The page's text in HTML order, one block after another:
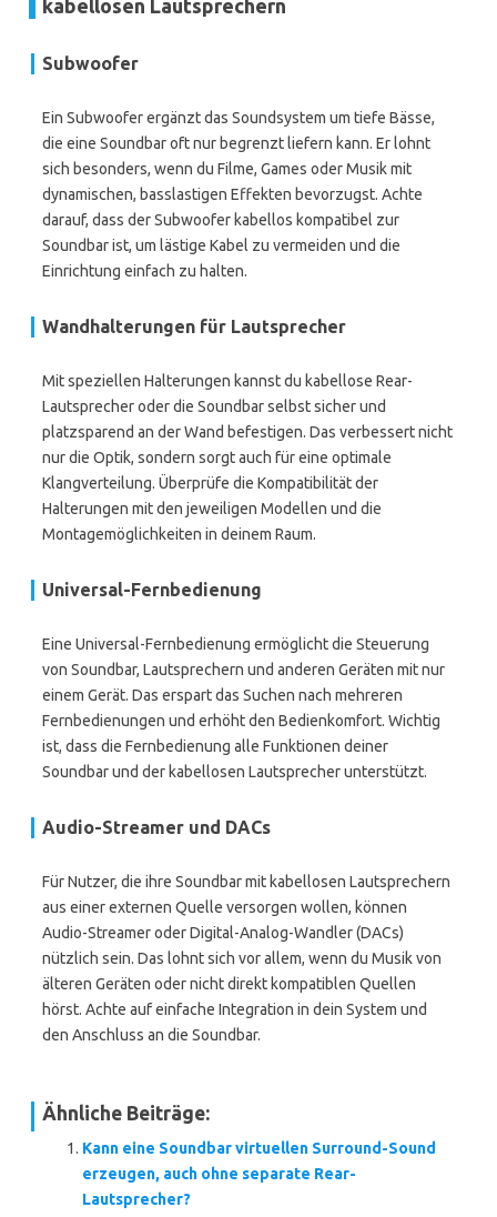
kabellosen Lautsprechern
Subwoofer
Ein Subwoofer ergänzt das Soundsystem um tiefe Bässe,
die eine Soundbar oft nur begrenzt liefern kann. Er lohnt
sich besonders, wenn du Filme, Games oder Musik mit
dynamischen, basslastigen Effekten bevorzugst. Achte
darauf, dass der Subwoofer kabellos kompatibel zur
Soundbar ist, um lästige Kabel zu vermeiden und die
Einrichtung einfach zu halten.
Wandhalterungen für Lautsprecher
Mit speziellen Halterungen kannst du kabellose Rear-
Lautsprecher oder die Soundbar selbst sicher und
platzsparend an der Wand befestigen. Das verbessert nicht
nur die Optik, sondern sorgt auch für eine optimale
Klangverteilung. Überprüfe die Kompatibilität der
Halterungen mit den jeweiligen Modellen und die
Montagemöglichkeiten in deinem Raum.
Universal-Fernbedienung
Eine Universal-Fernbedienung ermöglicht die Steuerung
von Soundbar, Lautsprechern und anderen Geräten mit nur
einem Gerät. Das erspart das Suchen nach mehreren
Fernbedienungen und erhöht den Bedienkomfort. Wichtig
ist, dass die Fernbedienung alle Funktionen deiner
Soundbar und der kabellosen Lautsprecher unterstützt.
Audio-Streamer und DACs
Für Nutzer, die ihre Soundbar mit kabellosen Lautsprechern
aus einer externen Quelle versorgen wollen, können
Audio-Streamer oder Digital-Analog-Wandler (DACs)
nützlich sein. Das lohnt sich vor allem, wenn du Musik von
älteren Geräten oder nicht direkt kompatiblen Quellen
hörst. Achte auf einfache Integration in dein System und
den Anschluss an die Soundbar.
Ähnliche Beiträge:
Kann eine Soundbar virtuellen Surround-Sound
erzeugen, auch ohne separate Rear-
Lautsprecher?